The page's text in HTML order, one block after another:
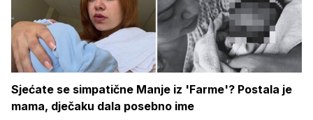
Sjećate se simpatične Manje iz 'Farme'? Postala je
mama, dječaku dala posebno ime